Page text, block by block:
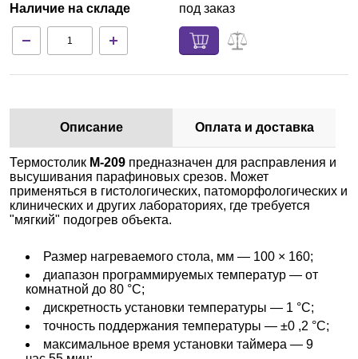
Технический сервис
Доставка и оплата
Наличие на складе под заказ
Описание Оплата и доставка
Термостолик М-209 предназначен для расправления и
высушивания парафиновых срезов. Может
применяться в гистологических, патоморфологических и
клинических и других лабораториях, где требуется
"мягкий" подогрев объекта.
Размер нагреваемого стола, мм — 100 × 160;
диапазон программируемых температур — от
комнатной до 80 °С;
дискретность установки температуры — 1 °С;
точность поддержания температуры — ±0 ,2 °С;
максимальное время установки таймера — 9